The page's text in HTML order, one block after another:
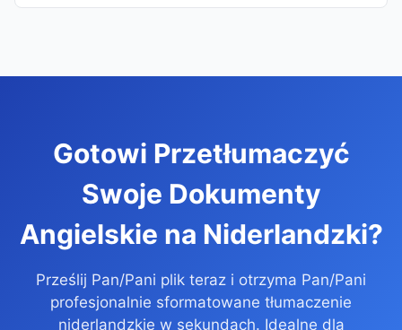
Gotowi Przetłumaczyć
Swoje Dokumenty
Angielskie na Niderlandzki?
Prześlij Pan/Pani plik teraz i otrzyma Pan/Pani
profesjonalnie sformatowane tłumaczenie
niderlandzkie w sekundach. Idealne dla